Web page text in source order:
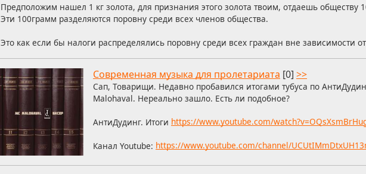
Предположим нашел 1 кг золота, для признания этого золота твоим, отдаешь обществу
Эти 100грамм разделяются поровну среди всех членов общества.
Это как если бы налоги распределялись поровну среди всех граждан вне зависимости
Современная музыка для пролетариата [0] >>
Сап, Товарищи. Недавно пробавился итогами тубуса по
Malohaval. Нереально зашло. Есть ли подобное?
АнтиДудинг. Итоги https://www.youtube.com/
Канал Youtube: https://www.youtube.com/channel/